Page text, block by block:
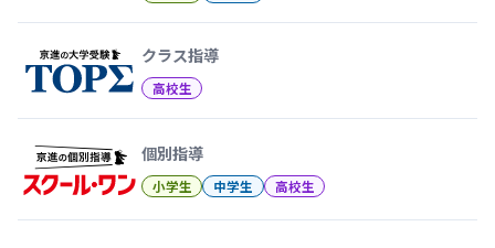
クラス指導
高校生
個別指導
小学生 中学生 高校生